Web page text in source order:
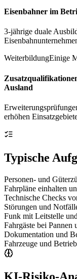
Eisenbahner im
3-jährige duale
WeiterbildungEinige
Ausland
erhöhen
Typische
Personen- und
Fahrpläne einhalten
Technische Checks
Störungen und
Funk mit Leitstelle
Fahrgäste bei Pannen
Dokumentation und
Fahrzeuge und
KI-Risiko-